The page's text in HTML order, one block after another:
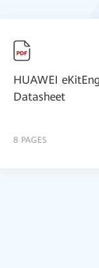
HUAWEI
Datasheet
8 PAGES